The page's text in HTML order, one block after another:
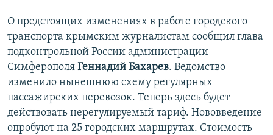
О предстоящих изменениях в работе городского
транспорта крымским журналистам сообщил глава
подконтрольной России администрации
Симферополя Геннадий Бахарев. Ведомство
изменило нынешнюю схему регулярных
пассажирских перевозок. Теперь здесь будет
действовать нерегулируемый тариф. Нововведение
опробуют на 25 городских маршрутах. Стоимость